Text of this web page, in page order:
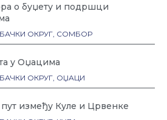
о буџету и подршци
ОКРУГ, СОМБОР
у Оџацима
ОКРУГ, ОЏАЦИ
између Куле и Црвенке